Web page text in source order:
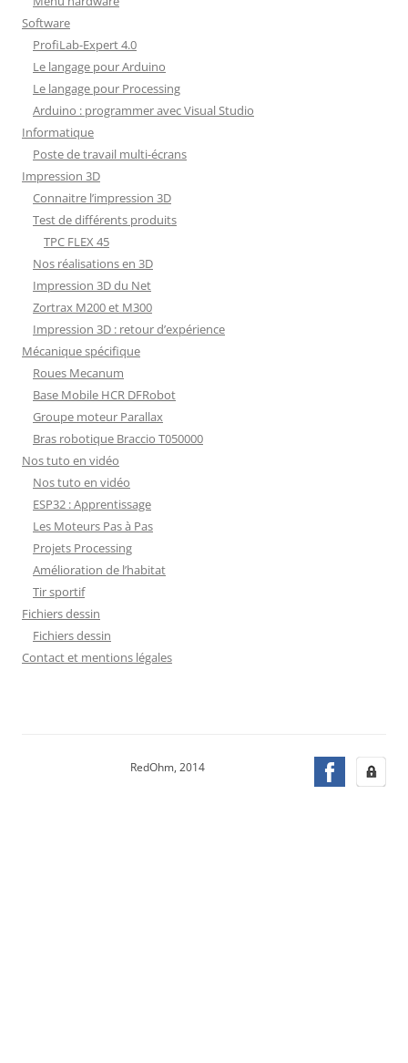
Software
ProfiLab-Expert 4.0
Le langage pour Arduino
Le langage pour Processing
Arduino : programmer avec Visual Studio
Informatique
Poste de travail multi-écrans
Impression 3D
Connaitre l’impression 3D
Test de différents produits
TPC FLEX 45
Nos réalisations en 3D
Impression 3D du Net
Zortrax M200 et M300
Impression 3D : retour d’expérience
Mécanique spécifique
Roues Mecanum
Base Mobile HCR DFRobot
Groupe moteur Parallax
Bras robotique Braccio T050000
Nos tuto en vidéo
Nos tuto en vidéo
ESP32 : Apprentissage
Les Moteurs Pas à Pas
Projets Processing
Amélioration de l’habitat
Tir sportif
Fichiers dessin
Fichiers dessin
Contact et mentions légales
RedOhm, 2014